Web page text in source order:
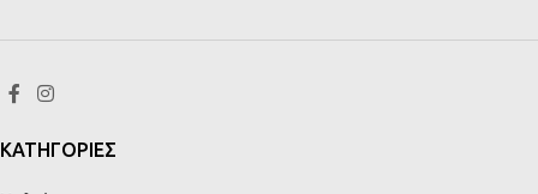
ΚΑΤΗΓΟΡΙΕΣ